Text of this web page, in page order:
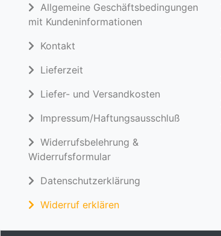
Allgemeine Geschäftsbedingungen
mit Kundeninformationen
Kontakt
Lieferzeit
Liefer- und Versandkosten
Impressum/Haftungsausschluß
Widerrufsbelehrung &
Widerrufsformular
Datenschutzerklärung
Widerruf erklären